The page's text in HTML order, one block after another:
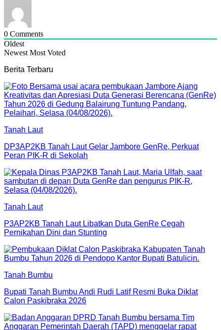
0 Comments
Oldest
Newest Most Voted
Berita Terbaru
Tanah Laut
DP3AP2KB Tanah Laut Gelar Jambore GenRe, Perkuat
Peran PIK-R di Sekolah
Tanah Laut
P3AP2KB Tanah Laut Libatkan Duta GenRe Cegah
Pernikahan Dini dan Stunting
Tanah Bumbu
Bupati Tanah Bumbu Andi Rudi Latif Resmi Buka Diklat
Calon Paskibraka 2026